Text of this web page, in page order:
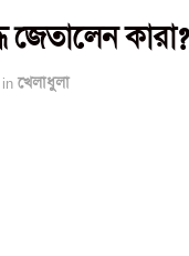
জেতালেন কারা?
in খেলাধুলা